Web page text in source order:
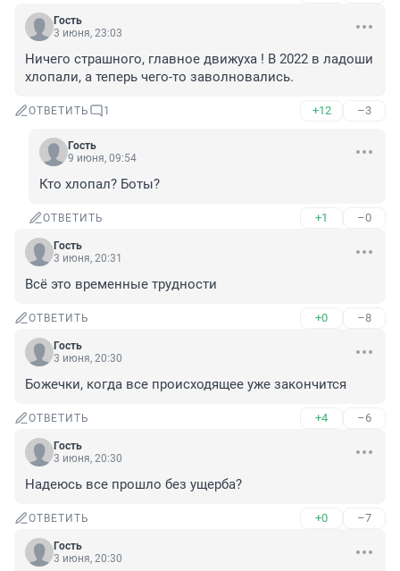
Гость
3 июня, 23:03
Ничего страшного, главное движуха ! В 2022 в ладоши
хлопали, а теперь чего-то заволновались.
ОТВЕТИТЬ 1 +12 –3
Гость
9 июня, 09:54
Кто хлопал? Боты?
ОТВЕТИТЬ +1 –0
Гость
3 июня, 20:31
Всё это временные трудности
ОТВЕТИТЬ +0 –8
Гость
3 июня, 20:30
Божечки, когда все происходящее уже закончится
ОТВЕТИТЬ +4 –6
Гость
3 июня, 20:30
Надеюсь все прошло без ущерба?
ОТВЕТИТЬ +0 –7
Гость
3 июня, 20:30